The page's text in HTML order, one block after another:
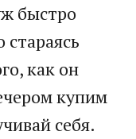
быстро
стараясь
как он
купим
себя.